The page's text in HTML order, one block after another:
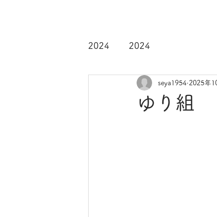
2024 2024
ゆり組
seya1954 2025年